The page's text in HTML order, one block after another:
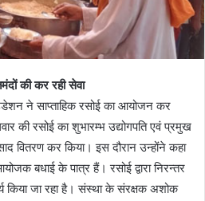
की कर रही सेवा
ने साप्ताहिक रसोई का आयोजन कर
की रसोई का शुभारम्भ उद्योगपति एवं प्रमुख
वितरण कर किया। इस दौरान उन्होंने कहा
बधाई के पात्र हैं। रसोई द्वारा निरन्तर
किया जा रहा है। संस्था के संरक्षक अशोक